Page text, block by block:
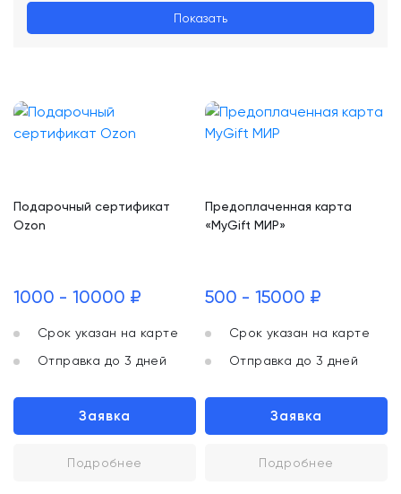
Показать
Подарочный сертификат
Ozon
1000 - 10000 ₽
Срок указан на карте
Отправка до 3 дней
Заявка
Подробнее
Предоплаченная карта
«MyGift МИР»
500 - 15000 ₽
Срок указан на карте
Отправка до 3 дней
Заявка
Подробнее